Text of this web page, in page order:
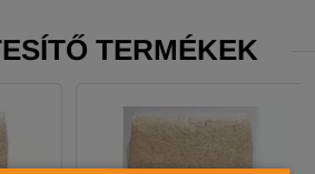
TERMÉKEK